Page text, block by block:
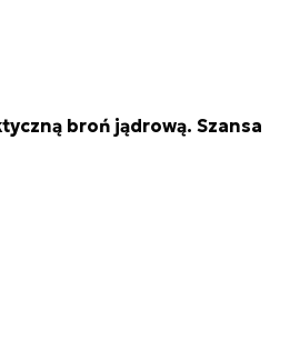
broń jądrową. Szansa